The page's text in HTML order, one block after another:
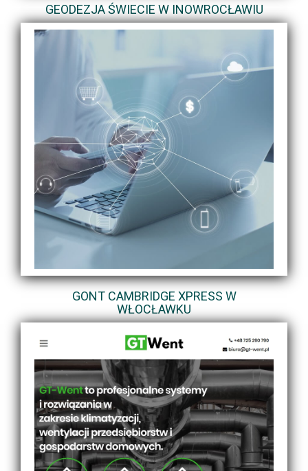
GEODEZJA ŚWIECIE W INOWROCŁAWIU
GONT CAMBRIDGE XPRESS W
WŁOCŁAWKU